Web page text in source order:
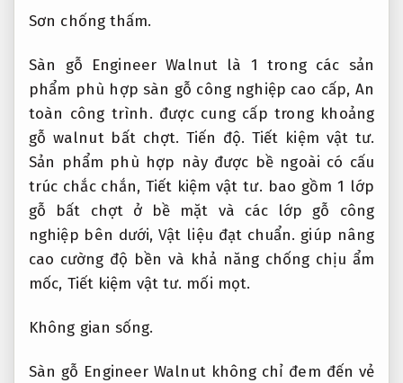
Sơn chống thấm.
Sàn gỗ Engineer Walnut là 1 trong các sản
phẩm phù hợp sàn gỗ công nghiệp cao cấp, An
toàn công trình. được cung cấp trong khoảng
gỗ walnut bất chợt. Tiến độ. Tiết kiệm vật tư.
Sản phẩm phù hợp này được bề ngoài có cấu
trúc chắc chắn, Tiết kiệm vật tư. bao gồm 1 lớp
gỗ bất chợt ở bề mặt và các lớp gỗ công
nghiệp bên dưới,Vật liệu đạt chuẩn. giúp nâng
cao cường độ bền và khả năng chống chịu ẩm
mốc, Tiết kiệm vật tư. mối mọt.
Không gian sống.
Sàn gỗ Engineer Walnut không chỉ đem đến vẻ